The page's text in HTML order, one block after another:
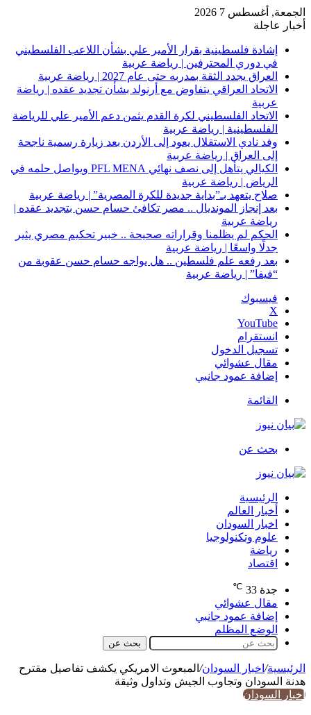
الجمعة, أغسطس 7 2026
أخبار عاجلة
إشادة فلسطينية بقرار الأمير علي بشأن اللاعب الفلسطيني
في دوري المحترفين | رياضة عربية
العراق يجدد الثقة بمدربه حتى عام 2027 | رياضة عربية
الاتحاد العراقي يتفاوض مع أرنولد بشأن تجديد عقده | رياضة
عربية
الاتحاد الفلسطيني لكرة القدم يثمن دعم الأمير علي للرياضة
الفلسطينية | رياضة عربية
وفد نادي الاستقلال يعود إلى الأردن بعد زيارة رسمية ناجحة
إلى العراق | رياضة عربية
الكيالي يتأهل إلى نصف نهائي PFL MENA ويواصل حلمه في
الرياض | رياضة عربية
صلاح يتعهد بـ”بداية جديدة للكرة المصرية” | رياضة عربية
بعد إنجاز المونديال .. مصر تكافئ حسام حسن بتجديد عقده |
رياضة عربية
الحكم لم يظلمنا وقراراته صحيحة .. خبير تحكيم مصري يثير
جدلًا واسعًا | رياضة عربية
بعد رفعه علم فلسطين .. هل يواجه حسام حسن عقوبة من
“فيفا” | رياضة عربية
فيسبوك
‫X
‫YouTube
انستقرام
تسجيل الدخول
مقال عشوائي
إضافة عمود جانبي
القائمة
بحث عن
الرئيسية
أخبار العالم
اخبار السودان
علوم وتكنولوجيا
رياضة
اقتصاد
جدة 33
℃
مقال عشوائي
إضافة عمود جانبي
الوضع المظلم
بحث عن
الرئيسية/ اخبار السودان/ المبعوث الامريكي يكشف تفاصيل مقترح
هدنة السودان وتجاوب الجيش وتداول وثيقة
اخبار السودان